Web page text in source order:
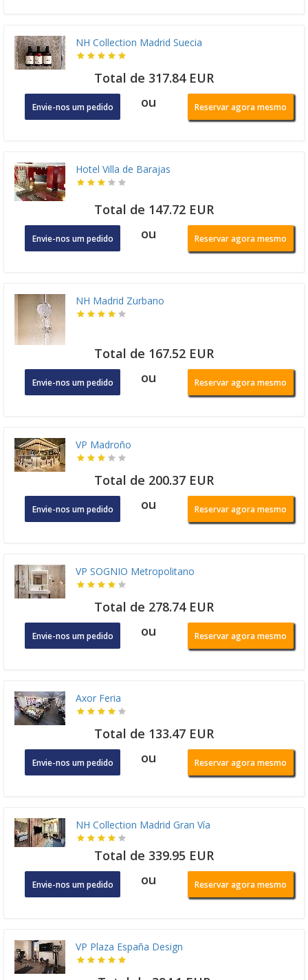
NH Collection Madrid Suecia
Total de 317.84 EUR
Envie-nos um pedido ou Reservar agora mesmo
Hotel Villa de Barajas
Total de 147.72 EUR
Envie-nos um pedido ou Reservar agora mesmo
NH Madrid Zurbano
Total de 167.52 EUR
Envie-nos um pedido ou Reservar agora mesmo
VP Madroño
Total de 200.37 EUR
Envie-nos um pedido ou Reservar agora mesmo
VP SOGNIO Metropolitano
Total de 278.74 EUR
Envie-nos um pedido ou Reservar agora mesmo
Axor Feria
Total de 133.47 EUR
Envie-nos um pedido ou Reservar agora mesmo
NH Collection Madrid Gran Vía
Total de 339.95 EUR
Envie-nos um pedido ou Reservar agora mesmo
VP Plaza España Design